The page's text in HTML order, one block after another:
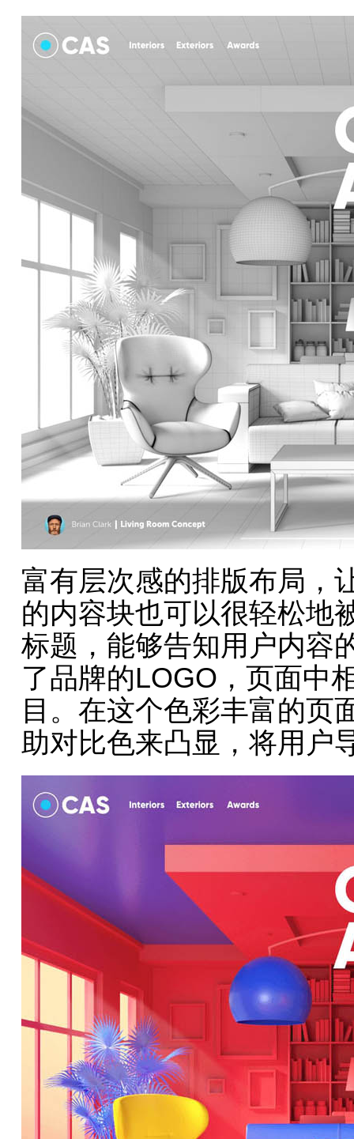
富有层次感的排版布局，
的内容块也可以很轻松地
标题，能够告知用户内容
了品牌的LOGO，页面中
目。在这个色彩丰富的页
助对比色来凸显，将用户